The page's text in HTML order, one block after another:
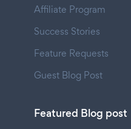
Affiliate Program
Success Stories
Feature Requests
Guest Blog Post
Featured Blog post